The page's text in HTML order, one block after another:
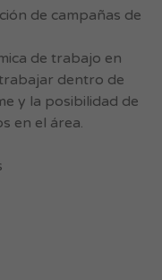
de campañas de
de trabajo en
dentro de
y la posibilidad de
en el área.